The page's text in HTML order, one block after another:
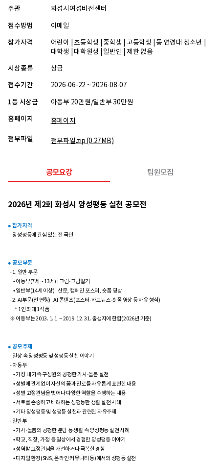
주관 화성시여성비전센터
접수방법 이메일
참가자격
어린이 | 초등학생 | 중학생 | 고등학생 | 동 연령대 청소년 |
대학생 | 대학원생 | 일반인 | 제한 없음
시상종류 상금
접수기간 2026-06-22 ~ 2026-08-07
1등 시상금 아동부 20만원/일반부 30만원
홈페이지 홈페이지
첨부파일 첨부파일.zip(0.27MB)
공모요강 팀원모집
2026년 제2회 화성시 양성평등 실천 공모전
● 참가 자격
- 양성평등에 관심 있는 전 국민
● 공모 부문
- 1. 일반 부문
• 아동부(7세 ~ 13세) : 그림·그림일기
• 일반부(14세 이상) : 산문, 캠페인 포스터, 숏폼 영상
- 2. AI부문(전 연령) : AI 콘텐츠(포스터·카드뉴스·숏폼 영상 등 자유 형식)
* 1인 최대 1작품
※ 아동부는 2013. 1. 1. ~ 2019. 12. 31. 출생자에 한함(2026년 기준)
● 공모 주제
- 일상 속 양성평등 및 성평등 실천 이야기
- 아동부
• 가정 내 가족 구성원의 공평한 가사·돌봄 실천
• 성별에 관계없이 자신의 꿈과 진로를 자유롭게 표현한 내용
• 성별 고정관념을 벗어나 다양한 역할을 수행하는 내용
• 서로를 존중하고 배려하는 성평등한 생활 실천 사례
• 기타 양성평등 및 성평등 실천과 관련된 자유주제
- 일반부
• 가사·돌봄의 공평한 분담 등 생활 속 양성평등 실천 사례
• 학교, 직장, 가정 등 일상에서 경험한 양성평등 이야기
• 성역할 고정관념을 개선하거나 극복한 경험
• 디지털 환경(SNS, 온라인 커뮤니티 등)에서의 성평등 실천